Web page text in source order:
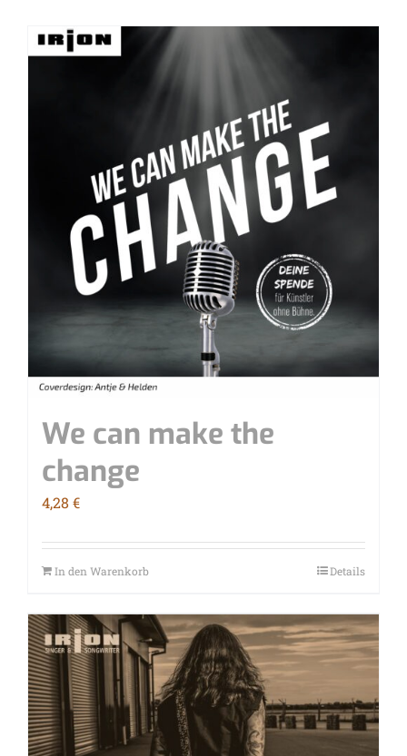
We can make the
change
4,28 €
In den Warenkorb Details